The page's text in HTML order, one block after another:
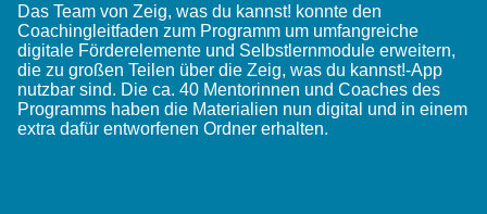
Das Team von Zeig, was du kannst! konnte den
Coachingleitfaden zum Programm um umfangreiche
digitale Förderelemente und Selbstlernmodule erweitern,
die zu großen Teilen über die Zeig, was du kannst!-App
nutzbar sind. Die ca. 40 Mentorinnen und Coaches des
Programms haben die Materialien nun digital und in einem
extra dafür entworfenen Ordner erhalten.